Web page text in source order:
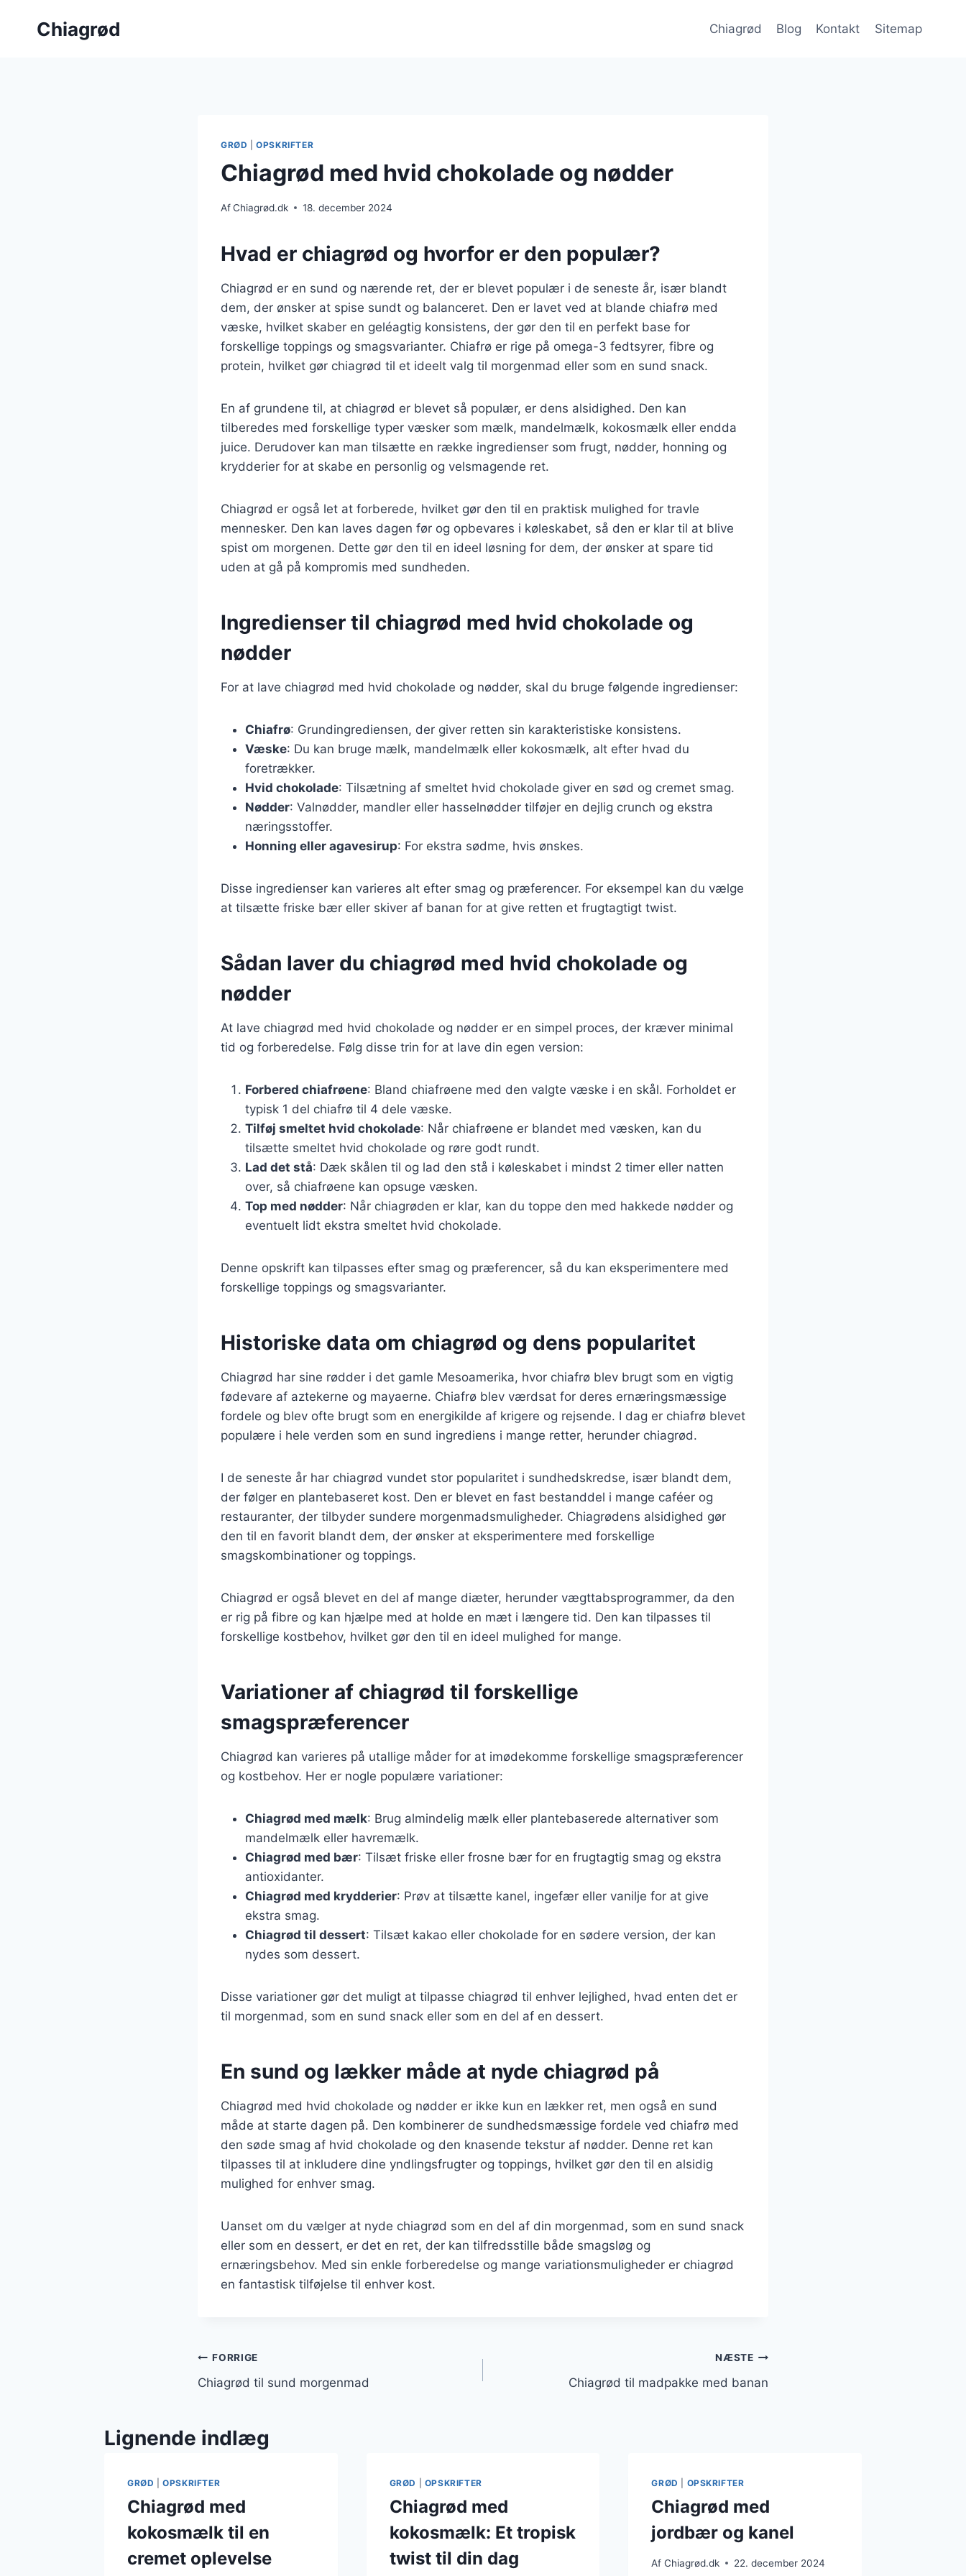
Chiagrød Chiagrød Blog Kontakt Sitemap
GRØD |OPSKRIFTER
Chiagrød med hvid chokolade og nødder
AfChiagrød.dk 18. december 2024
Hvad er chiagrød og hvorfor er den populær?
Chiagrød er en sund og nærende ret, der er blevet populær i de seneste år, især blandt
dem, der ønsker at spise sundt og balanceret. Den er lavet ved at blande chiafrø med
væske, hvilket skaber en geléagtig konsistens, der gør den til en perfekt base for
forskellige toppings og smagsvarianter. Chiafrø er rige på omega-3 fedtsyrer, fibre og
protein, hvilket gør chiagrød til et ideelt valg til morgenmad eller som en sund snack.
En af grundene til, at chiagrød er blevet så populær, er dens alsidighed. Den kan
tilberedes med forskellige typer væsker som mælk, mandelmælk, kokosmælk eller endda
juice. Derudover kan man tilsætte en række ingredienser som frugt, nødder, honning og
krydderier for at skabe en personlig og velsmagende ret.
Chiagrød er også let at forberede, hvilket gør den til en praktisk mulighed for travle
mennesker. Den kan laves dagen før og opbevares i køleskabet, så den er klar til at blive
spist om morgenen. Dette gør den til en ideel løsning for dem, der ønsker at spare tid
uden at gå på kompromis med sundheden.
Ingredienser til chiagrød med hvid chokolade og
nødder
For at lave chiagrød med hvid chokolade og nødder, skal du bruge følgende ingredienser:
Chiafrø: Grundingrediensen, der giver retten sin karakteristiske konsistens.
Væske: Du kan bruge mælk, mandelmælk eller kokosmælk, alt efter hvad du
foretrækker.
Hvid chokolade: Tilsætning af smeltet hvid chokolade giver en sød og cremet smag.
Nødder: Valnødder, mandler eller hasselnødder tilføjer en dejlig crunch og ekstra
næringsstoffer.
Honning eller agavesirup: For ekstra sødme, hvis ønskes.
Disse ingredienser kan varieres alt efter smag og præferencer. For eksempel kan du vælge
at tilsætte friske bær eller skiver af banan for at give retten et frugtagtigt twist.
Sådan laver du chiagrød med hvid chokolade og
nødder
At lave chiagrød med hvid chokolade og nødder er en simpel proces, der kræver minimal
tid og forberedelse. Følg disse trin for at lave din egen version:
Forbered chiafrøene: Bland chiafrøene med den valgte væske i en skål. Forholdet er
typisk 1 del chiafrø til 4 dele væske.
Tilføj smeltet hvid chokolade: Når chiafrøene er blandet med væsken, kan du
tilsætte smeltet hvid chokolade og røre godt rundt.
Lad det stå: Dæk skålen til og lad den stå i køleskabet i mindst 2 timer eller natten
over, så chiafrøene kan opsuge væsken.
Top med nødder: Når chiagrøden er klar, kan du toppe den med hakkede nødder og
eventuelt lidt ekstra smeltet hvid chokolade.
Denne opskrift kan tilpasses efter smag og præferencer, så du kan eksperimentere med
forskellige toppings og smagsvarianter.
Historiske data om chiagrød og dens popularitet
Chiagrød har sine rødder i det gamle Mesoamerika, hvor chiafrø blev brugt som en vigtig
fødevare af aztekerne og mayaerne. Chiafrø blev værdsat for deres ernæringsmæssige
fordele og blev ofte brugt som en energikilde af krigere og rejsende. I dag er chiafrø blevet
populære i hele verden som en sund ingrediens i mange retter, herunder chiagrød.
I de seneste år har chiagrød vundet stor popularitet i sundhedskredse, især blandt dem,
der følger en plantebaseret kost. Den er blevet en fast bestanddel i mange caféer og
restauranter, der tilbyder sundere morgenmadsmuligheder. Chiagrødens alsidighed gør
den til en favorit blandt dem, der ønsker at eksperimentere med forskellige
smagskombinationer og toppings.
Chiagrød er også blevet en del af mange diæter, herunder vægttabsprogrammer, da den
er rig på fibre og kan hjælpe med at holde en mæt i længere tid. Den kan tilpasses til
forskellige kostbehov, hvilket gør den til en ideel mulighed for mange.
Variationer af chiagrød til forskellige
smagspræferencer
Chiagrød kan varieres på utallige måder for at imødekomme forskellige smagspræferencer
og kostbehov. Her er nogle populære variationer:
Chiagrød med mælk: Brug almindelig mælk eller plantebaserede alternativer som
mandelmælk eller havremælk.
Chiagrød med bær: Tilsæt friske eller frosne bær for en frugtagtig smag og ekstra
antioxidanter.
Chiagrød med krydderier: Prøv at tilsætte kanel, ingefær eller vanilje for at give
ekstra smag.
Chiagrød til dessert: Tilsæt kakao eller chokolade for en sødere version, der kan
nydes som dessert.
Disse variationer gør det muligt at tilpasse chiagrød til enhver lejlighed, hvad enten det er
til morgenmad, som en sund snack eller som en del af en dessert.
En sund og lækker måde at nyde chiagrød på
Chiagrød med hvid chokolade og nødder er ikke kun en lækker ret, men også en sund
måde at starte dagen på. Den kombinerer de sundhedsmæssige fordele ved chiafrø med
den søde smag af hvid chokolade og den knasende tekstur af nødder. Denne ret kan
tilpasses til at inkludere dine yndlingsfrugter og toppings, hvilket gør den til en alsidig
mulighed for enhver smag.
Uanset om du vælger at nyde chiagrød som en del af din morgenmad, som en sund snack
eller som en dessert, er det en ret, der kan tilfredsstille både smagsløg og
ernæringsbehov. Med sin enkle forberedelse og mange variationsmuligheder er chiagrød
en fantastisk tilføjelse til enhver kost.
Indlægsnavigation
FORRIGE
Chiagrød til sund morgenmad
NÆSTE
Chiagrød til madpakke med banan
Lignende indlæg
GRØD |OPSKRIFTER
Chiagrød med
kokosmælk til en
cremet oplevelse
GRØD OPSKRIFTER
Chiagrød med
kokosmælk: Et tropisk
twist til din dag
GRØD OPSKRIFTER
Chiagrød med
jordbær og kanel
Af Chiagrød.dk 22. december 2024